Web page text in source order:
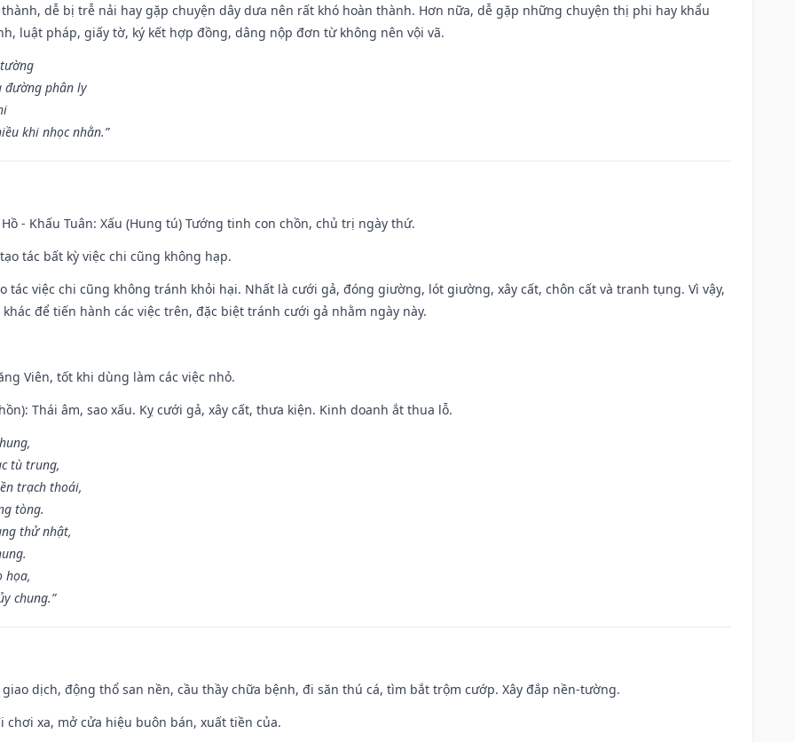
dễ bị trễ nải hay gặp chuyện dây dưa nên rất khó hoàn thành. Hơn nữa, dễ gặp những chuyện thị phi hay khẩu
luật pháp, giấy tờ, ký kết hợp đồng, dâng nộp đơn từ không nên vội vã.
đường phân ly
khi nhọc nhằn.”
- Khấu Tuân: Xấu (Hung tú) Tướng tinh con chồn, chủ trị ngày thứ.
tác bất kỳ việc chi cũng không hạp.
tác việc chi cũng không tránh khỏi hại. Nhất là cưới gả, đóng giường, lót giường, xây cất, chôn cất và tranh tụng. Vì vậy,
để tiến hành các việc trên, đặc biệt tránh cưới gả nhằm ngày này.
Viên, tốt khi dùng làm các việc nhỏ.
Thái âm, sao xấu. Kỵ cưới gả, xây cất, thưa kiện. Kinh doanh ắt thua lỗ.
tù trung,
trạch thoái,
tòng.
thử nhật,
họa,
chung.”
giao dịch, động thổ san nền, cầu thầy chữa bệnh, đi săn thú cá, tìm bắt trộm cướp. Xây đắp nền-tường.
chơi xa, mở cửa hiệu buôn bán, xuất tiền của.